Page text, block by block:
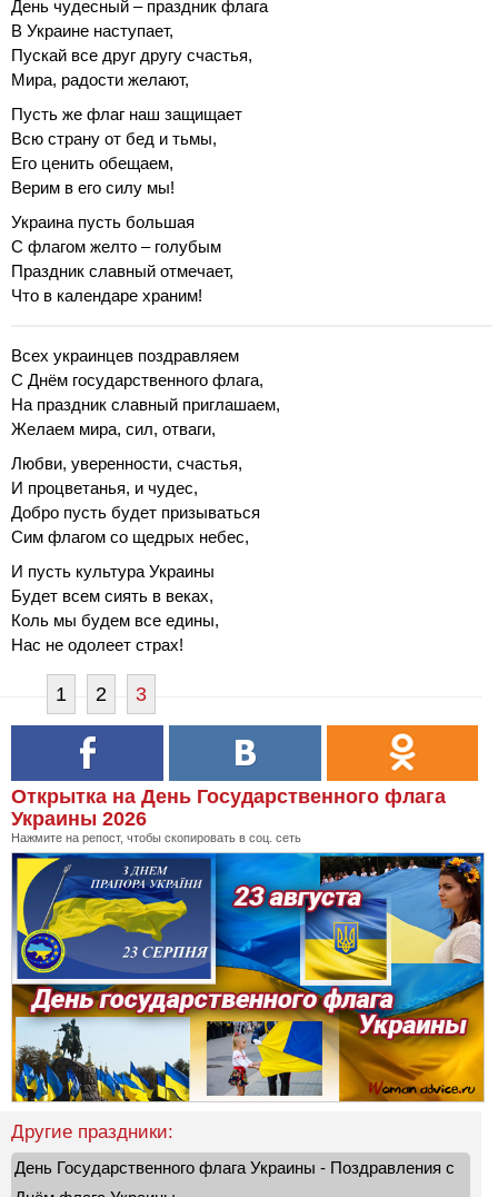
День чудесный – праздник флага
В Украине наступает,
Пускай все друг другу счастья,
Мира, радости желают,
Пусть же флаг наш защищает
Всю страну от бед и тьмы,
Его ценить обещаем,
Верим в его силу мы!
Украина пусть большая
С флагом желто – голубым
Праздник славный отмечает,
Что в календаре храним!
Всех украинцев поздравляем
С Днём государственного флага,
На праздник славный приглашаем,
Желаем мира, сил, отваги,
Любви, уверенности, счастья,
И процветанья, и чудес,
Добро пусть будет призываться
Сим флагом со щедрых небес,
И пусть культура Украины
Будет всем сиять в веках,
Коль мы будем все едины,
Нас не одолеет страх!
1 2 3
Открытка на День Государственного флага
Украины 2026
Нажмите на репост, чтобы скопировать в соц. сеть
Другие праздники:
День Государственного флага Украины - Поздравления с